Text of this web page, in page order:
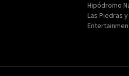
Hipódromo
Las Piedras